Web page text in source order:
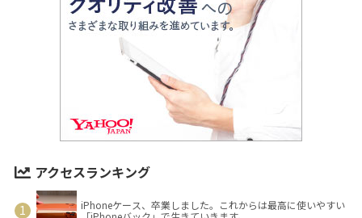
アクセスランキング
iPhoneケース、卒業しました。これからは最高に使いやすい